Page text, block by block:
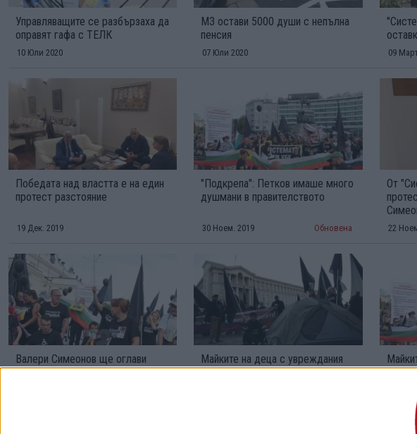
Управляващите се разбързаха да
оправят гафа с ТЕЛК
10 Юли 2020
МЗ остави 5000 души с непълна
пенсия
07 Юли 2020 09
Победата над властта е на един
протест разстояние
19 Дек. 2019
"Подкрепа": Петков имаше много
душмани в правителството
30 Ноем. 2019 Обновена
От
22
Валери Симеонов ще оглави
Националния съвет за интеграция
Майките на деца с увреждания
нощуват пред Министерския
10